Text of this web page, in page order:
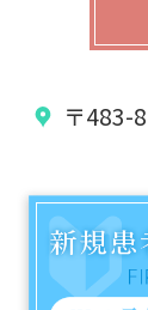
〒483-